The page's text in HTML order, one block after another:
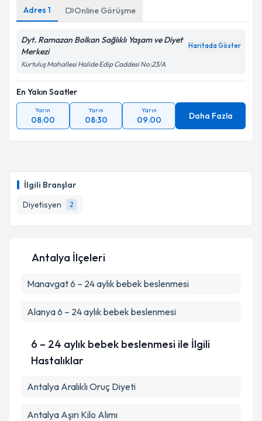
İlgili Branşlar
Diyetisyen
2
Takvim Talebini Gönder
Adres 1 Online Görüşme
Dyt. Ramazan Bolkan Sağlıklı Yaşam ve Diyet
Merkezi
Haritada Göster
Kurtuluş Mahallesi Halide Edip Caddesi No:23/A
En Yakın Saatler
Yarın
08:00
Yarın
08:30
Yarın
09:00 Daha Fazla
Antalya İlçeleri
Manavgat6 – 24 aylık bebek beslenmesi
Alanya6 – 24 aylık bebek beslenmesi
6 – 24 aylık bebek beslenmesi ile İlgili
Hastalıklar
Antalya Aralıklı Oruç Diyeti
Antalya Aşırı Kilo Alımı